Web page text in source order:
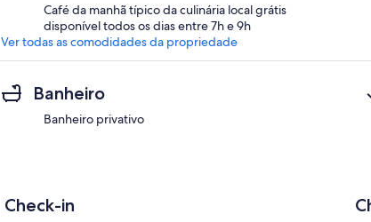
Café da manhã típico da culinária local grátis
disponível todos os dias entre 7h e 9h
Ver todas as comodidades da propriedade
Banheiro
Banheiro privativo
Check-in